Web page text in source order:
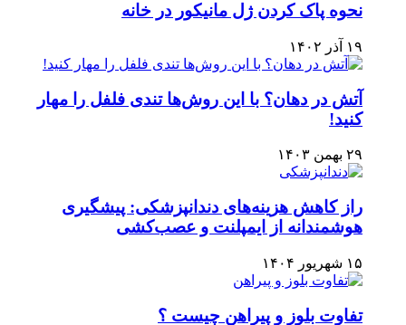
نحوه پاک کردن ژل مانیکور در خانه
۱۹ آذر ۱۴۰۲
آتش در دهان؟ با این روش‌ها تندی فلفل را مهار
کنید!
۲۹ بهمن ۱۴۰۳
راز کاهش هزینه‌های دندانپزشکی: پیشگیری
هوشمندانه از ایمپلنت و عصب‌کشی
۱۵ شهریور ۱۴۰۴
تفاوت بلوز و پیراهن چیست ؟